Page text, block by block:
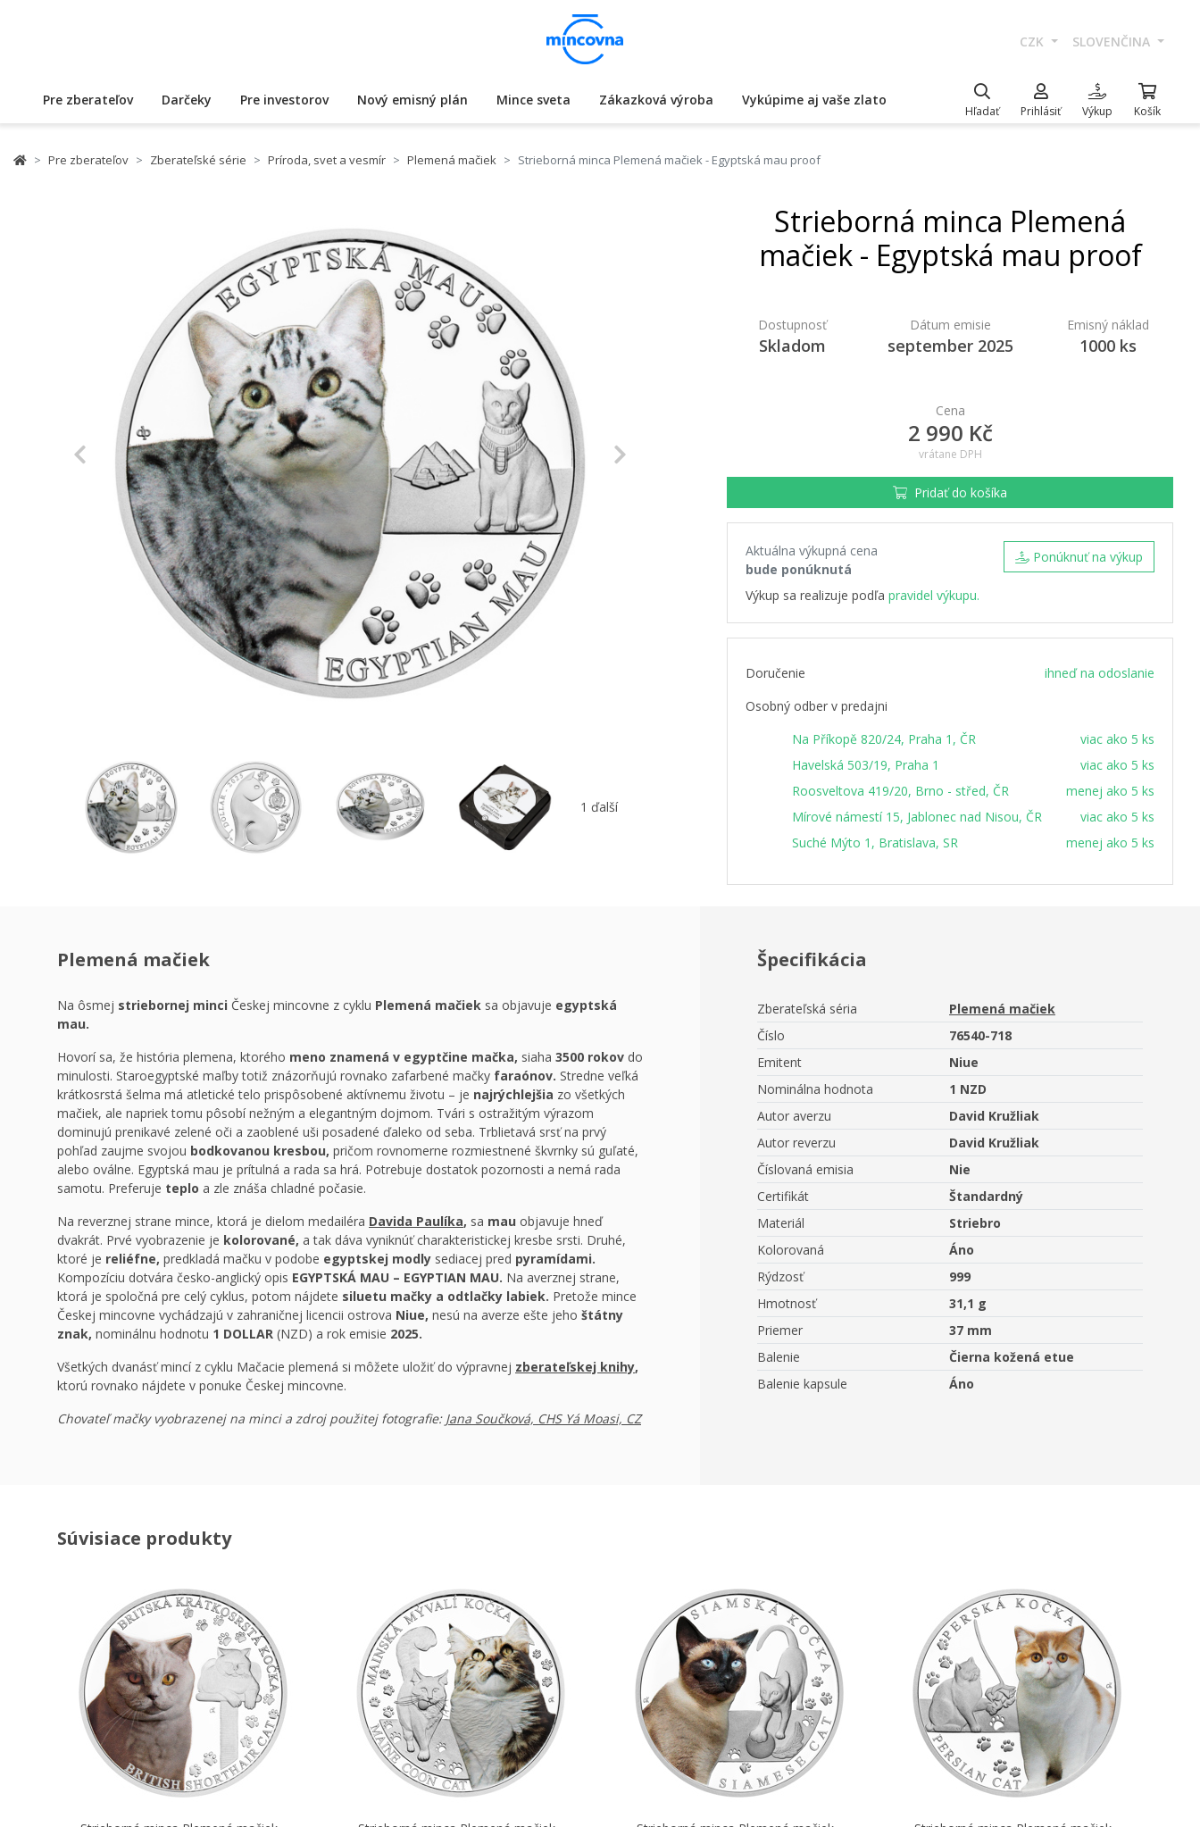
CZK SLOVENČINA
Pre zberateľov Darčeky Pre investorov Nový emisný plán Mince sveta Zákazková výroba Vykúpime aj vaše zlato
Hľadať Prihlásiť Výkup Košík
Pre zberateľov Zberateľské série Príroda, svet a vesmír Plemená mačiek Strieborná minca Plemená mačiek - Egyptská mau proof
Previous
1 ďalší
Strieborná minca Plemená
mačiek - Egyptská mau proof
Dostupnosť
Skladom
Dátum emisie
september 2025
Emisný náklad
1000 ks
Cena
2 990 Kč
vrátane DPH
Pridať do košíka
Aktuálna výkupná cena
bude ponúknutá
Výkup sa realizuje podľa pravidel výkupu.
Ponúknuť na výkup
Doručenie
ihneď na odoslanie
Osobný odber v predajni
Na Příkopě 820/24, Praha 1, ČR
viac ako 5 ks
Havelská 503/19, Praha 1
viac ako 5 ks
Roosveltova 419/20, Brno - střed, ČR
menej ako 5 ks
Mírové námestí 15, Jablonec nad Nisou, ČR
viac ako 5 ks
Suché Mýto 1, Bratislava, SR
menej ako 5 ks
Plemená mačiek
Na ôsmej striebornej minci Českej mincovne z cyklu Plemená mačiek sa objavuje egyptská
mau.
Hovorí sa, že história plemena, ktorého meno znamená v egyptčine mačka, siaha 3500 rokov do
minulosti. Staroegyptské maľby totiž znázorňujú rovnako zafarbené mačky faraónov. Stredne veľká
krátkosrstá šelma má atletické telo prispôsobené aktívnemu životu – je najrýchlejšia zo všetkých
mačiek, ale napriek tomu pôsobí nežným a elegantným dojmom. Tvári s ostražitým výrazom
dominujú prenikavé zelené oči a zaoblené uši posadené ďaleko od seba. Trblietavá srsť na prvý
pohľad zaujme svojou bodkovanou kresbou, pričom rovnomerne rozmiestnené škvrnky sú guľaté,
alebo oválne. Egyptská mau je prítulná a rada sa hrá. Potrebuje dostatok pozornosti a nemá rada
samotu. Preferuje teplo a zle znáša chladné počasie.
Na reverznej strane mince, ktorá je dielom medailéra Davida Paulíka, sa mau objavuje hneď
dvakrát. Prvé vyobrazenie je kolorované, a tak dáva vyniknúť charakteristickej kresbe srsti. Druhé,
ktoré je reliéfne, predkladá mačku v podobe egyptskej modly sediacej pred pyramídami.
Kompozíciu dotvára česko-anglický opis EGYPTSKÁ MAU – EGYPTIAN MAU. Na averznej strane,
ktorá je spoločná pre celý cyklus, potom nájdete siluetu mačky a odtlačky labiek. Pretože mince
Českej mincovne vychádzajú v zahraničnej licencii ostrova Niue, nesú na averze ešte jeho štátny
znak, nominálnu hodnotu 1 DOLLAR (NZD) a rok emisie 2025.
Všetkých dvanásť mincí z cyklu Mačacie plemená si môžete uložiť do výpravnej zberateľskej knihy,
ktorú rovnako nájdete v ponuke Českej mincovne.
Chovateľ mačky vyobrazenej na minci a zdroj použitej fotografie: Jana Součková, CHS Yá Moasi, CZ
Špecifikácia
Zberateľská séria
Plemená mačiek
Číslo
76540-718
Emitent
Niue
Nominálna hodnota
1 NZD
Autor averzu
David Kružliak
Autor reverzu
David Kružliak
Číslovaná emisia
Nie
Certifikát
Štandardný
Materiál
Striebro
Kolorovaná
Áno
Rýdzosť
999
Hmotnosť
31,1 g
Priemer
37 mm
Balenie
Čierna kožená etue
Balenie kapsule
Áno
Súvisiace produkty